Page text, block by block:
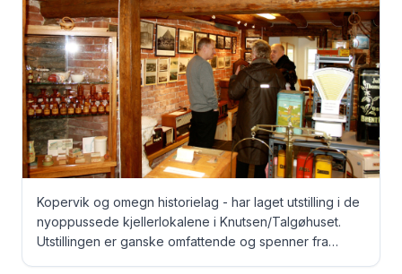
Kopervik og omegn historielag - har laget utstilling i de
nyoppussede kjellerlokalene i Knutsen/Talgøhuset.
Utstillingen er ganske omfattende og spenner fra